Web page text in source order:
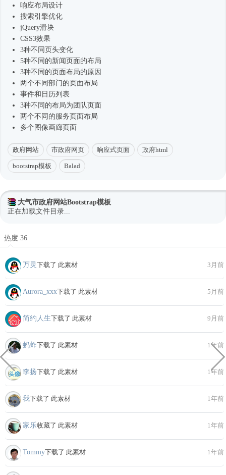
响应布局设计
搜索引擎优化
jQuery滑块
CSS3效果
3种不同页头变化
5种不同的新闻页面的布局
3种不同的页面布局的原因
两个不同部门的页面布局
事件和日历列表
3种不同的布局为团队页面
两个不同的服务页面布局
多个图像画廊页面
政府网站 市政府网页 响应式页面 政府html
bootstrap模板 Balad
大气市政府网站Bootstrap模板
正在加载文件目录...
热度 36
万灵 下载了 此素材 3月前
Aurora_xxx下载了 此素材 5月前
简约人生下载了 此素材 9月前
蚂蚱下载了 此素材 1年前
李扬下载了 此素材 1年前
我下载了 此素材 1年前
家乐收藏了 此素材 1年前
Tommy下载了 此素材 1年前